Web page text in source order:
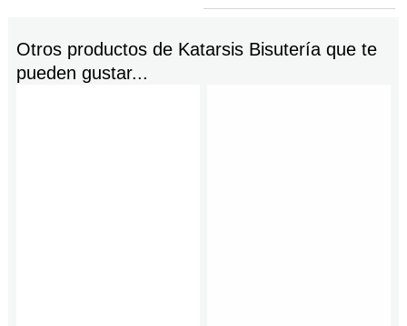
Otros productos de Katarsis Bisuteríaque te
pueden gustar...